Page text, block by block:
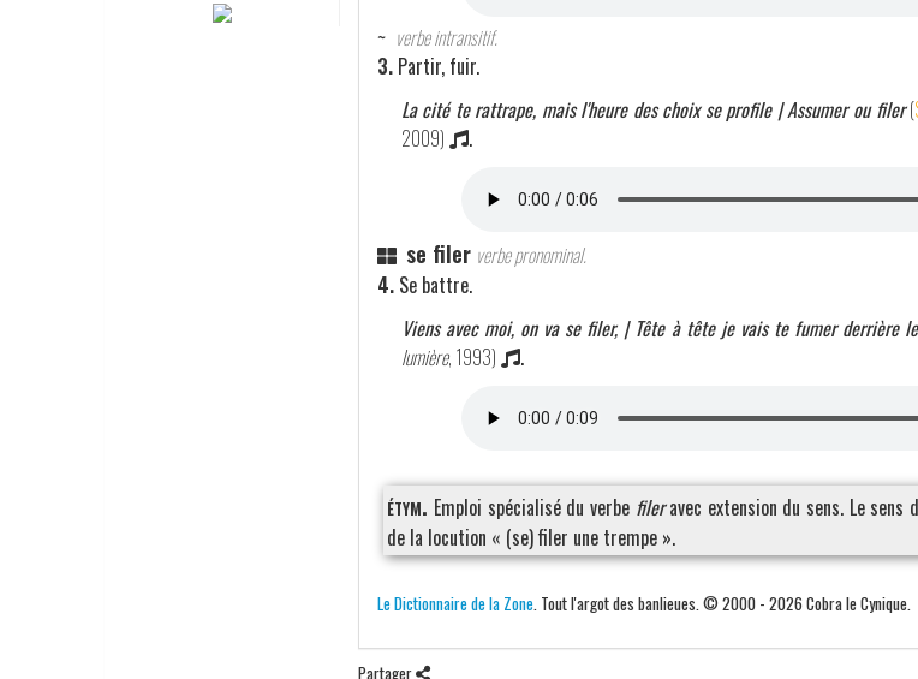
~ verbe intransitif.
3. Partir, fuir.
La cité te rattrape, mais l'heure des choix se profile | Assumer ou filer (
2009)
.
se filer verbe pronominal.
4. Se battre.
Viens avec moi, on va se filer, | Tête à tête je vais te fumer derrière
lumière, 1993) .
étym. Emploi spécialisé du verbe fileravec extension du sens. Le sens
de la locution « (se) filer une trempe ».
Le Dictionnaire de la Zone. Tout l'argot des banlieues. © 2000 - 2026 Cobra le Cynique.
Partager